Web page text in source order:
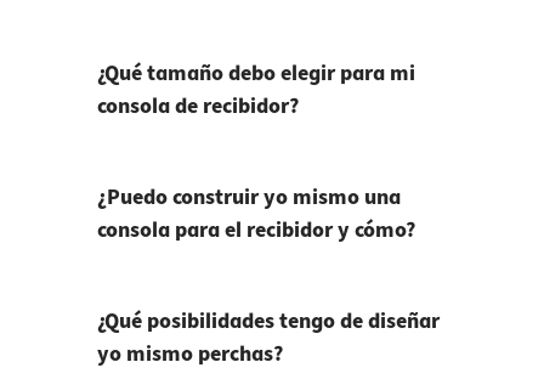
¿Qué tamaño debo elegir para mi
consola de recibidor?
¿Puedo construir yo mismo una
consola para el recibidor y cómo?
¿Qué posibilidades tengo de diseñar
yo mismo perchas?